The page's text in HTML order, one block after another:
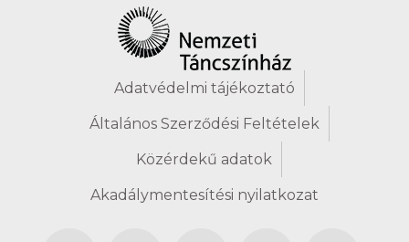
Adatvédelmi tájékoztató
Általános Szerződési Feltételek
Közérdekű adatok
Akadálymentesítési nyilatkozat